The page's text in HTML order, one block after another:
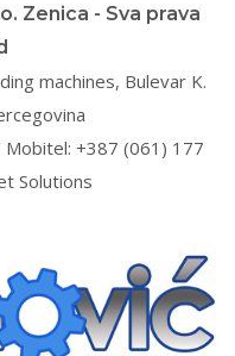
Zenica - Sva prava
machines, Bulevar K.
+387 (061) 177
Solutions